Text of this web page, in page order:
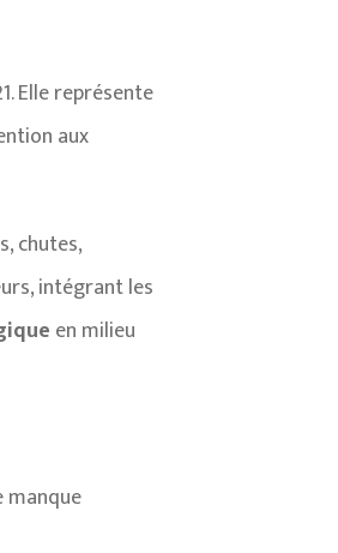
Elle représente
aux
chutes,
intégrant les
en milieu
manque